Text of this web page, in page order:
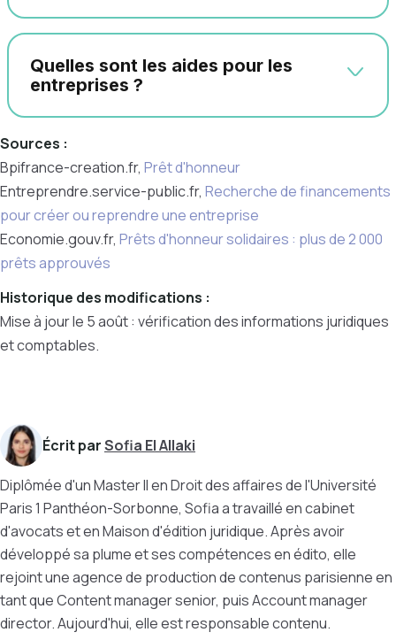
Quelles sont les aides pour les
entreprises ?
Sources :
Bpifrance-creation.fr, Prêt d'honneur
Entreprendre.service-public.fr, Recherche de financements
pour créer ou reprendre une entreprise
Economie.gouv.fr, Prêts d'honneur solidaires : plus de 2 000
prêts approuvés
Historique des modifications :
Mise à jour le 5 août : vérification des informations juridiques
et comptables.
Écrit parSofia El Allaki
Diplômée d'un Master II en Droit des affaires de l'Université
Paris 1 Panthéon-Sorbonne, Sofia a travaillé en cabinet
d'avocats et en Maison d'édition juridique. Après avoir
développé sa plume et ses compétences en édito, elle
rejoint une agence de production de contenus parisienne en
tant que Content manager senior, puis Account manager
director. Aujourd'hui, elle est responsable contenu.